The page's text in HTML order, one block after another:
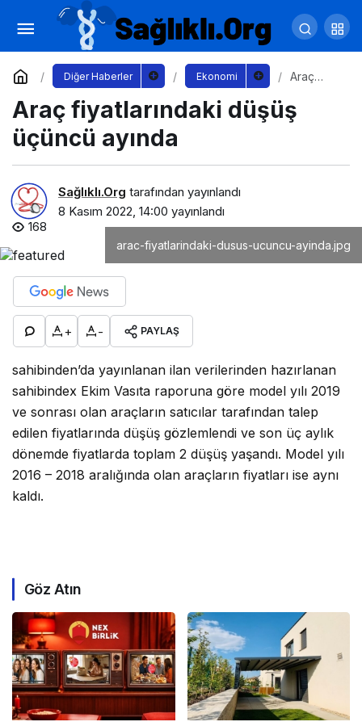
Diğer Haberler Ekonomi
Araç
aki düşüş
üçüncü
Araç fiyatlarındaki düşüş
üçüncü ayında
Sağlıklı.Org tarafından yayınlandı
8 Kasım 2022, 14:00 yayınlandı
168
arac-fiyatlarindaki-dusus-ucuncu-ayinda.jpg
+ - PAYLAŞ
sahibinden’da yayınlanan ilan verilerinden hazırlanan
sahibindex Ekim Vasıta raporuna göre model yılı 2019
ve sonrası olan araçların satıcılar tarafından talep
edilen fiyatlarında düşüş gözlemlendi ve son üç aylık
dönemde fiyatlarda toplam 2 düşüş yaşandı. Model yılı
2016 – 2018 aralığında olan araçların fiyatları ise aynı
kaldı.
Göz Atın
Matriks’in 9 aylık net karı yüzde 102 artışla
42 milyon TL’yi aştı
Yorum Yap Paylaş